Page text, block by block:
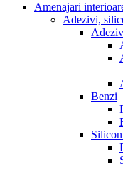
Amenajari
Adezivi,
Benzi